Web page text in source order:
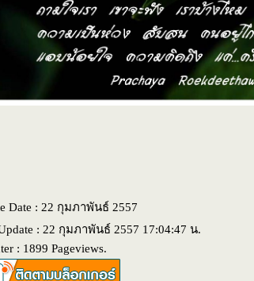
Date : 22 กุมภาพันธ์ 2557
: 22 กุมภาพันธ์ 2557 17:04:47 น.
: 1899 Pageviews.